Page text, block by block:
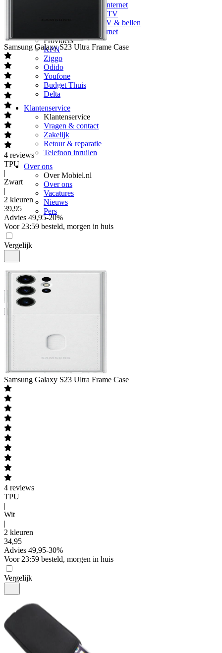
Vergelijk glasvezel internet
Vergelijk internet & TV
Vergelijk internet, TV & bellen
5G Klik&Klaar internet
Providers
KPN
Ziggo
Odido
Youfone
Budget Thuis
Delta
Klantenservice
Klantenservice
Vragen & contact
Zakelijk
Retour & reparatie
Telefoon inruilen
Over ons
Over Mobiel.nl
Over ons
Vacatures
Nieuws
Pers
Samsung Galaxy S23 Ultra Frame Case
4 reviews
TPU
|
Zwart
|
2 kleuren
39,95
Advies 49,95-20%
Voor 23:59 besteld, morgen in huis
Vergelijk
Samsung Galaxy S23 Ultra Frame Case
4 reviews
TPU
|
Wit
|
2 kleuren
34,95
Advies 49,95-30%
Voor 23:59 besteld, morgen in huis
Vergelijk